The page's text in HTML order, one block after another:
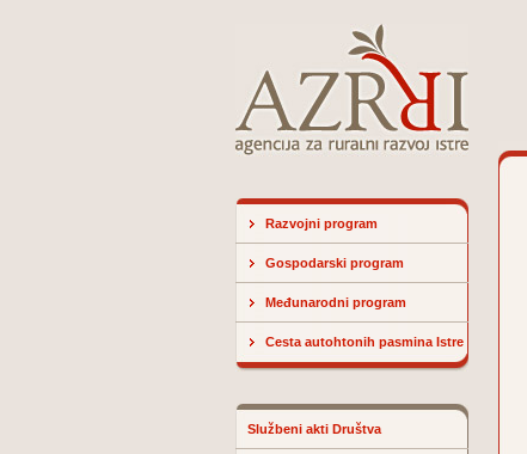
Razvojni program
Gospodarski program
Međunarodni program
Cesta autohtonih pasmina Istre
Službeni akti Društva